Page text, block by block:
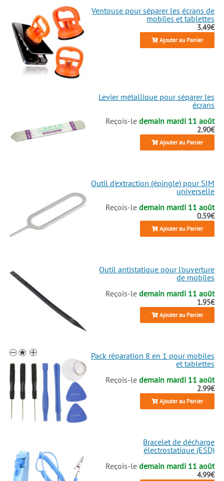
Ventouse pour séparer les écrans de
mobiles et tablettes
3.49€
Ajouter au Panier
Levier métallique pour séparer les
écrans
Reçois-ledemain mardi 11 août
2.90€
Ajouter au Panier
Outil d'extraction (épingle) pour SIM
universelle
Reçois-ledemain mardi 11 août
0.59€
Ajouter au Panier
Outil antistatique pour l'ouverture
de mobiles
Reçois-ledemain mardi 11 août
1.95€
Ajouter au Panier
Pack réparation 8 en 1 pour mobiles
et tablettes
Reçois-ledemain mardi 11 août
2.99€
Ajouter au Panier
Bracelet de décharge
électrostatique (ESD)
Reçois-ledemain mardi 11 août
4.99€